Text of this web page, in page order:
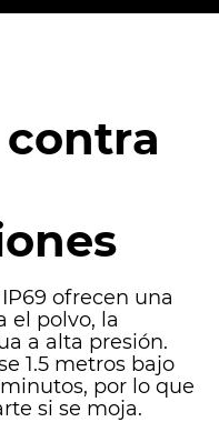
ofrecen una
el polvo, la
a alta presión.
1.5 metros bajo
por lo que
si se moja.